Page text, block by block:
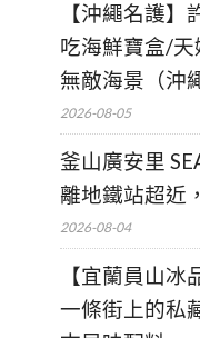
【沖繩名護
吃海鮮寶盒/
無敵海景（沖
2026-08-05
釜山廣安里
離地鐵站超近
2026-08-04
【宜蘭員山
一條街上的私